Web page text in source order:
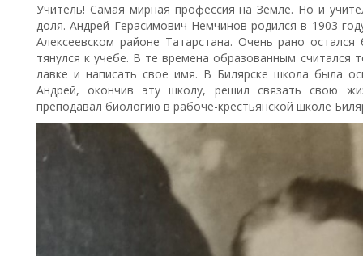
Учитель! Самая мирная профессия на Земле. Но и
доля. Андрей Герасимович Немчинов родился в 1903
Алексеевском районе Татарстана. Очень рано
тянулся к учебе. В те времена образованным считался
лавке и написать свое имя. В Билярске школа была
Андрей, окончив эту школу, решил связать свою
преподавал биологию в рабоче-крестьянской школе